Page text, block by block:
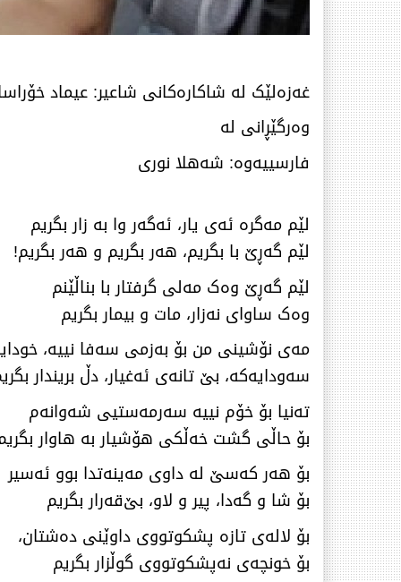
غەزەلێک لە شاکارەکانی شاعیر: عیماد
وەرگێڕانی لە
فارسییەوە: شەهلا نوری
لێم مەگرە ئەی یار، ئەگەر وا بە زار بگریم
لێم گەڕێ با بگریم، هەر بگریم و هەر بگریم!
لێم گەڕێ وەک مەلی گرفتار با بناڵێنم
وەک ساوای نەزار، مات و بیمار بگریم
مەی نۆشینی من بۆ بەزمی سەفا نییە،
سەودایەکە، بێ تانەی ئەغیار، دڵ بریندار
تەنیا بۆ خۆم نییە سەرمەستیی شەوانەم
بۆ حاڵی گشت خەڵکی هۆشیار بە هاوار
بۆ هەر کەسێ لە داوی مەینەتدا بوو ئەسیر
بۆ شا و گەدا، پیر و لاو، بێ‌قەرار بگریم
بۆ لالەی تازە پشکوتووی داوێنی دەشتان،
بۆ خونچەی نەپشکوتووی گوڵزار بگریم